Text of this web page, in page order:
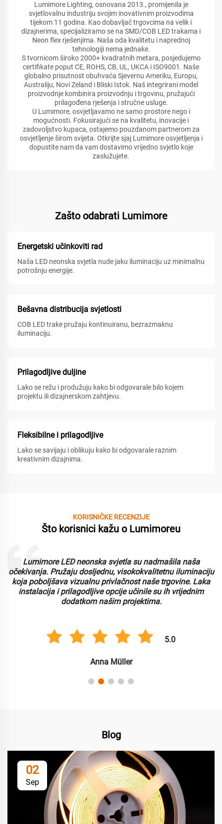
Lumimore Lighting, osnovana 2013., promijenila je
svjetlovalnu industriju svojim inovativnim proizvodima
tijekom 11 godina. Kao dobavljač trgovcima na velik i
dizajnerima, specijaliziramo se na SMD/COB LED trakama i
Neon flex rješenjima. Naša oda kvalitetu i naprednoj
tehnologiji nema jednake.
S tvornicom široko 2000+ kvadratnih metara, posjedujemo
certifikate poput CE, ROHS, CB, UL, UKCA i ISO9001. Naše
globalno prisutnost obuhvaća Sjevernu Ameriku, Europu,
Australiju, Novi Zeland i Bliski Istok. Naš integrirani model
proizvodnje kombinira proizvodnju i trgovinu, pružajući
prilagođena rješenja i stručne usluge.
U Lumimore, osvjetljavamo ne samo prostore nego i
mogućnosti. Fokusirajući se na kvalitetu, inovacije i
zadovoljstvo kupaca, ostajemo pouzdanom partnerom za
osvjetljenje širom svijeta. Otkrijte sjaj Lumimore osvjetljenja i
dopustite nam da vam dostavimo vrijedno svjetlo koje
zaslužujete.
Zašto odabrati Lumimore
Energetski učinkoviti rad
Naša LED neonska svjetla nude jaku iluminaciju uz minimalnu
potrošnju energije.
Bešavna distribucija svjetlosti
COB LED trake pružaju kontinuiranu, bezrazmaknu
iluminaciju.
Prilagodljive duljine
Lako se režu i produžuju kako bi odgovarale bilo kojem
projektu ili dizajnerskom zahtjevu.
Fleksibilne i prilagodljive
Lako se savijaju i oblikuju kako bi odgovarale raznim
kreativnim dizajnima.
KORISNIČKE RECENZIJE
Što korisnici kažu o Lumimoreu
Lumimore LED neonska svjetla su nadmašila naša
očekivanja. Pružaju dosljednu, visokokvalitetnu iluminaciju
koja poboljšava vizualnu privlačnost naše trgovine. Laka
instalacija i prilagodljive opcije učinile su ih vrijednim
dodatkom našim projektima.
5.0
Anna Müller
Blog
02
Sep